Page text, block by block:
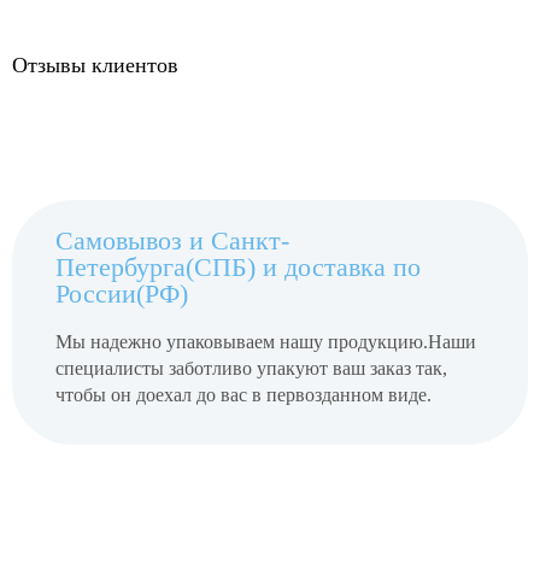
Отзывы клиентов
Самовывоз и Санкт-
Петербурга(СПБ) и доставка по
России(РФ)
Мы надежно упаковываем нашу продукцию.Наши
специалисты заботливо упакуют ваш заказ так,
чтобы он доехал до вас в первозданном виде.